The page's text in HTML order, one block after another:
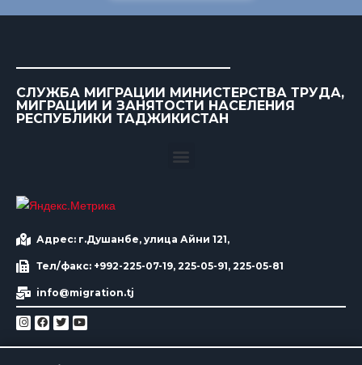
СЛУЖБА МИГРАЦИИ МИНИСТЕРСТВА ТРУДА,
МИГРАЦИИ И ЗАНЯТОСТИ НАСЕЛЕНИЯ
РЕСПУБЛИКИ ТАДЖИКИСТАН
Адрес: г.Душанбе, улица Айни 121,
Тел/факс: +992-225-07-19, 225-05-91, 225-05-81
info@migration.tj